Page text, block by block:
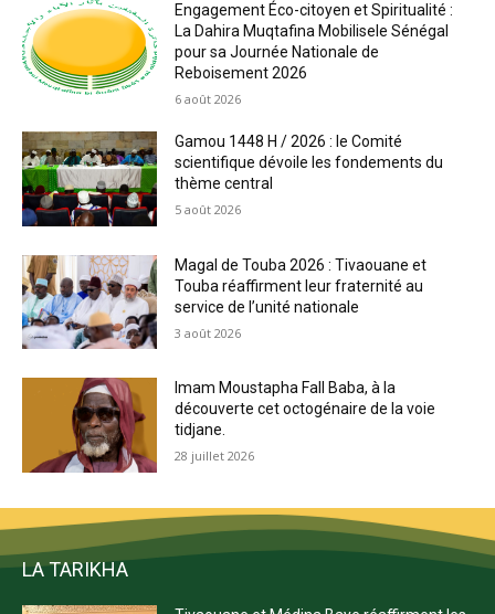
Engagement Éco-citoyen et Spiritualité :
La Dahira Muqtafina Mobilisele Sénégal
pour sa Journée Nationale de
Reboisement 2026
6 août 2026
Gamou 1448 H / 2026 : le Comité
scientifique dévoile les fondements du
thème central
5 août 2026
Magal de Touba 2026 : Tivaouane et
Touba réaffirment leur fraternité au
service de l’unité nationale
3 août 2026
Imam Moustapha Fall Baba, à la
découverte cet octogénaire de la voie
tidjane.
28 juillet 2026
LA TARIKHA